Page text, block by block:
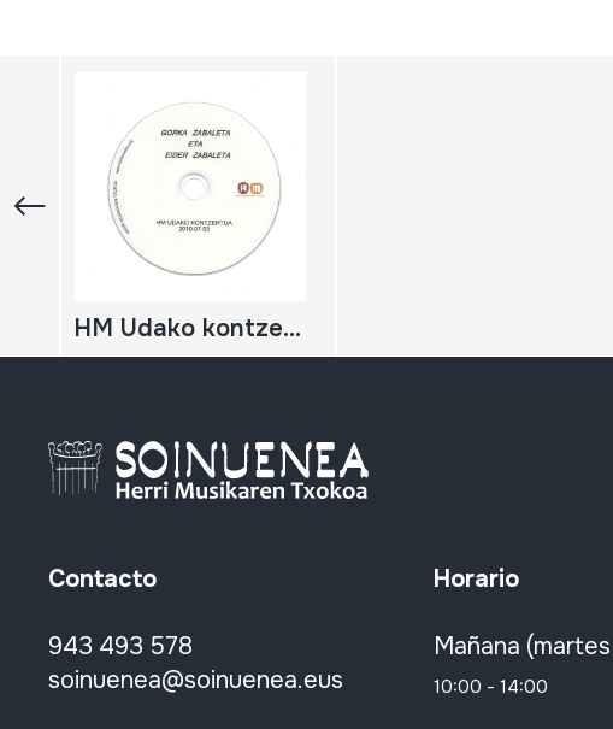
HM Udako kontzertua; 2010-07-03; Oiartzun; Herri Musikaren Txokoa; Gorka Zabaleta eta Eider Zabaleta
Contacto
943 493 578
soinuenea@soinuenea.eus
Horario
Mañana
10:00 - 14:00